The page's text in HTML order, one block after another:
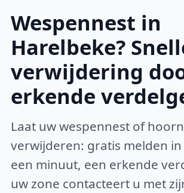
Wespennest in
Harelbeke?
verwijdering
erkende
Laat uw wespennest of
verwijderen: gratis melden
een minuut, een erkende
uw zone contacteert u met